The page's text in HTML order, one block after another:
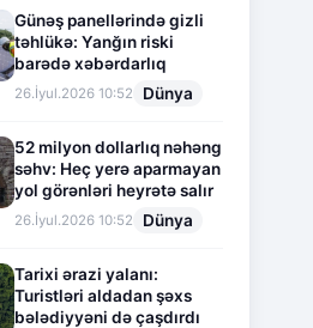
Günəş panellərində gizli
təhlükə: Yanğın riski
barədə xəbərdarlıq
26.İyul.2026 10:52 Dünya
52 milyon dollarlıq nəhəng
səhv: Heç yerə aparmayan
yol görənləri heyrətə salır
26.İyul.2026 10:52 Dünya
Tarixi ərazi yalanı:
Turistləri aldadan şəxs
bələdiyyəni də çaşdırdı